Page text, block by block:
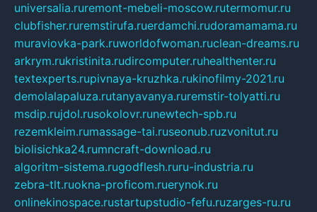
universalia.ruremont-mebeli-moscow.rutermomur.ru
clubfisher.ruremstirufa.ruerdamchi.rudoramamama.ru
muraviovka-park.ruworldofwoman.ruclean-dreams.ru
arkrym.rukristinita.rudircomputer.ruhealthenter.ru
textexperts.rupivnaya-kruzhka.rukinofilmy-2021.ru
demolalapaluza.rutanyavanya.ruremstir-tolyatti.ru
msdip.rujdol.rusokolovr.runewtech-spb.ru
rezemkleim.rumassage-tai.ruseonub.ruzvonitut.ru
biolisichka24.rumncraft-download.ru
algoritm-sistema.rugodflesh.ruru-industria.ru
zebra-tlt.ruokna-proficom.ruerynok.ru
onlinekinospace.rustartupstudio-fefu.ruzarges-ru.ru